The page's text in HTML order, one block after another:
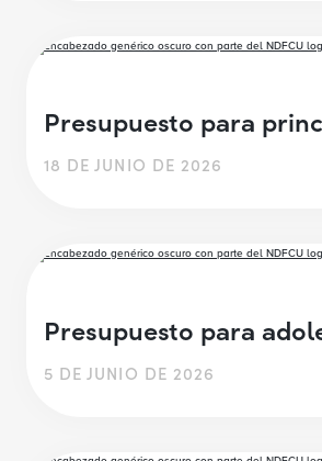
Presupuesto para
18 DE JUNIO DE 2026
Presupuesto para
5 DE JUNIO DE 2026